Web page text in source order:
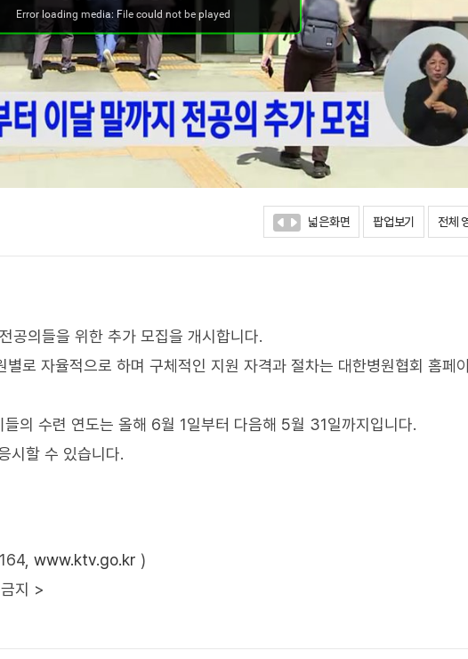
넓은화면 팝업보기 전체
공의들을 위한 추가 모집을 개시합니다.
로 자율적으로 하며 구체적인 지원 자격과 절차는 대한병원협회 홈페
의 수련 연도는 올해 6월 1일부터 다음해 5월 31일까지입니다.
시할 수 있습니다.
www.ktv.go.kr )
지 >